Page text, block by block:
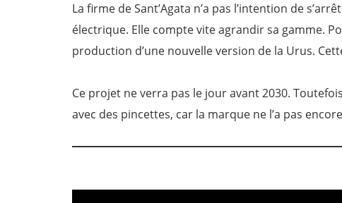
La firme de Sant’Agata n’a pas l’intention de
électrique. Elle compte vite agrandir sa gamme.
production d’une nouvelle version de la Urus.
Ce projet ne verra pas le jour avant 2030.
avec des pincettes, car la marque ne l’a pas